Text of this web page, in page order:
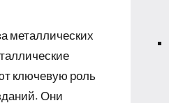
металлических
ключевую роль
Они